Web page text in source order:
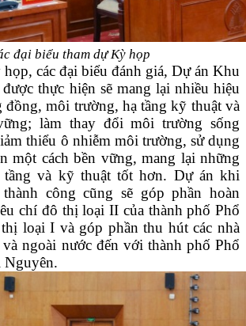
đại biểu tham dự Kỳ họp
các đại biểu đánh giá, Dự án Khu
thực hiện sẽ mang lại nhiều hiệu
đồng, môi trường, hạ tầng kỹ thuật và
làm thay đổi môi trường sống
thiểu ô nhiễm môi trường, sử dụng
một cách bền vững, mang lại những
tầng và kỹ thuật tốt hơn. Dự án khi
công cũng sẽ góp phần hoàn
chí đô thị loại II của thành phố Phổ
loại I và góp phần thu hút các nhà
ngoài nước đến với thành phố Phổ
Nguyên.